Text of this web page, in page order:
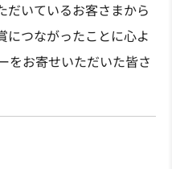
だいているお客さまから
につながったことに心よ
をお寄せいただいた皆さ